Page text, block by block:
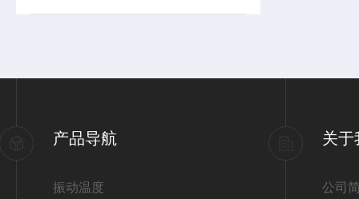
产品导航
振动温度
关于
公司